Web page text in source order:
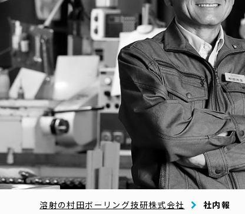
溶射の村田ボーリング技研株式会社 社内報